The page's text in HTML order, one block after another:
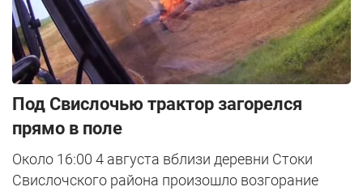
Под Свислочью трактор загорелся
прямо в поле
Около 16:00 4 августа вблизи деревни Стоки
Свислочского района произошло возгорание